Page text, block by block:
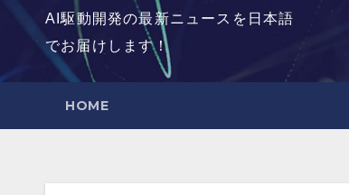
AI駆動開発の最新ニュースを日本語
でお届けします！
HOME